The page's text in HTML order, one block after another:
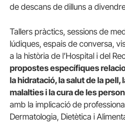
de descans de dilluns a
Tallers pràctics, sessions de
lúdiques, espais de conversa,
a la història de l’Hospital i del
propostes específiques
la hidratació, la salut de la pell,
malalties i la cura de les
amb la implicació de
Dermatologia, Dietètica i